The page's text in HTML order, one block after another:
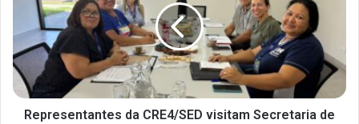
Representantes da CRE4/SED visitam Secretaria de